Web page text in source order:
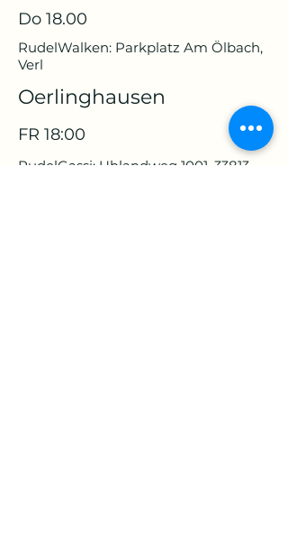
Do 18.00
RudelWalken: Parkplatz Am Ölbach,
Verl
Oerlinghausen
FR 18:00
RudelGassi: Uhlandweg 1001, 33813